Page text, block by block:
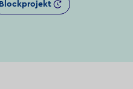
Blockprojekt